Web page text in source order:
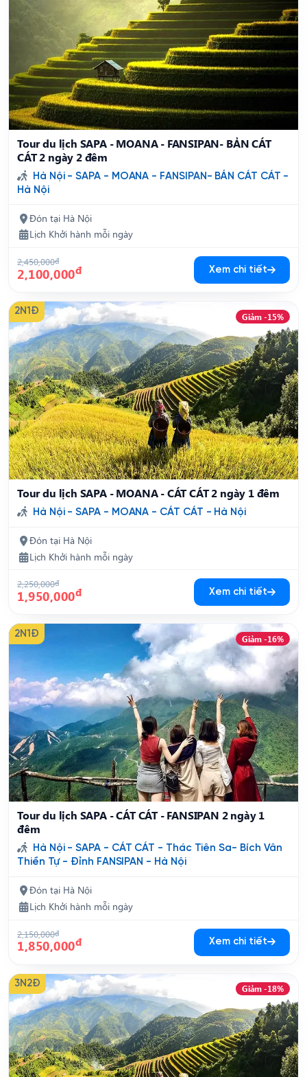
Tour du lịch SAPA - MOANA - FANSIPAN- BẢN CÁT
CÁT 2 ngày 2 đêm
Hà Nội - SAPA - MOANA - FANSIPAN- BẢN CÁT CÁT -
Hà Nội
Đón tại Hà Nội
Lịch Khởi hành mỗi ngày
2,450,000đ
2,100,000đ Xem chi tiết
2N1Đ Giảm -15%
Tour du lịch SAPA - MOANA - CÁT CÁT 2 ngày 1 đêm
Hà Nội - SAPA - MOANA - CÁT CÁT - Hà Nội
Đón tại Hà Nội
Lịch Khởi hành mỗi ngày
2,250,000đ
1,950,000đ Xem chi tiết
2N1Đ Giảm -16%
Tour du lịch SAPA - CÁT CÁT - FANSIPAN 2 ngày 1
đêm
Hà Nội - SAPA - CÁT CÁT - Thác Tiên Sa- Bích Vân
Thiền Tự - Đỉnh FANSIPAN - Hà Nội
Đón tại Hà Nội
Lịch Khởi hành mỗi ngày
2,150,000đ
1,850,000đ Xem chi tiết
3N2Đ Giảm -18%